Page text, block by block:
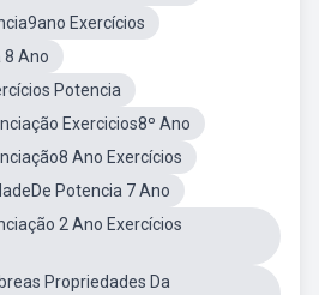
Exercícios
8 Ano
Potencia
Exercicios8º Ano
Ano Exercícios
Potencia 7 Ano
2 Ano Exercícios
Propriedades Da